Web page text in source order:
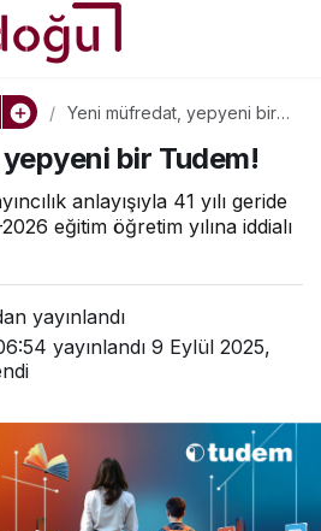
Yeni müfredat, yepyeni bir
bir Tudem!
anlayışıyla 41 yılı geride
eğitim öğretim yılına iddialı
yayınlandı
yayınlandı 9 Eylül 2025,